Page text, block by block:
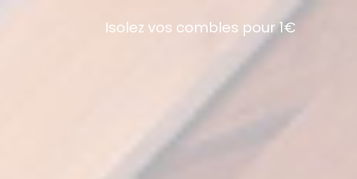
Isolez vos combles pour 1€